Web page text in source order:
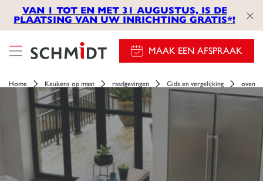
VAN 1 TOT EN MET 31 AUGUSTUS, IS DE
PLAATSING VAN UW INRICHTING GRATIS*!
MAAK EEN AFSPRAAK
Home Keukens op maat raadgevingen Gids en vergelijking oven